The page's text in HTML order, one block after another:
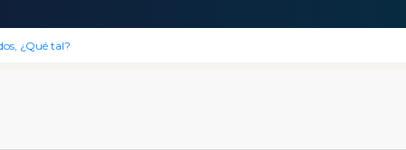
¿Qué tal?